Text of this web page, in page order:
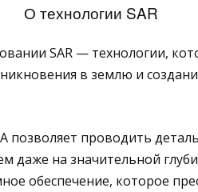
О технологии SAR
SAR — технологии,
в землю и
позволяет проводить
даже на значительной
обеспечение, которое